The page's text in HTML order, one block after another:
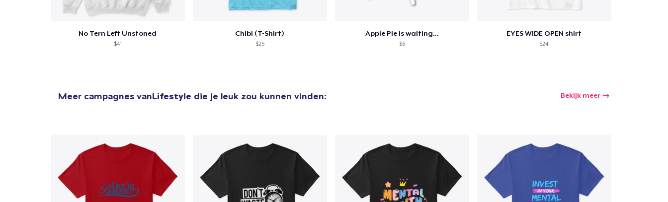
No Tern Left Unstoned
$41
Chibi (T-Shirt)
$25
Apple Pie is waiting...
$6
EYES WIDE OPEN shirt
$24
Meer campagnes vanLifestyle die je leuk zou kunnen vinden: Bekijk meer
US$ 24,99
Mug